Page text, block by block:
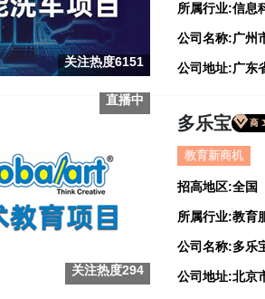
关注热度6151
所属行业:信息
公司名称:广州
公司地址:广东
关注热度294
直播中
多乐宝
教育新商机
招高地区:全国
所属行业:教育
公司名称:多乐
公司地址:北京